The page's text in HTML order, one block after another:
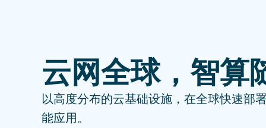
云网全球，智算
以高度分布的云基础设施，在全球快速部
能应用。